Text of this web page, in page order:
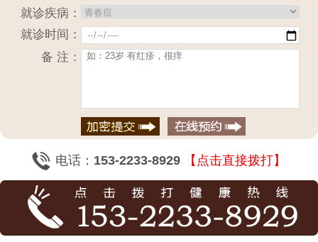
就诊疾病：
就诊时间：
备 注：
电话： 153-2233-8929 【点击直接拨打】